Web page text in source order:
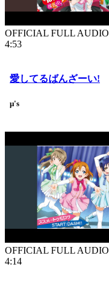
OFFICIAL FULL AUDIO
4:53
愛してるばんざーい!
μ's
OFFICIAL FULL AUDIO
4:14